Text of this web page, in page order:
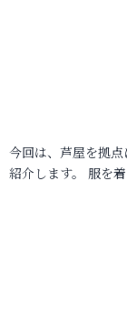
今回は、芦屋を拠
紹介します。 服を